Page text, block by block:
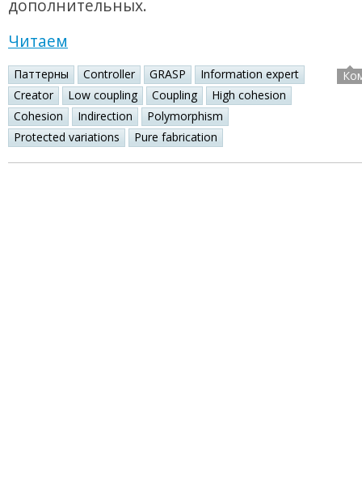
дополнительных.
Читаем
Паттерны Controller GRASP
Information expert
Creator
Low coupling Coupling
High cohesion
Cohesion
Indirection
Polymorphism
Protected variations
Pure fabrication